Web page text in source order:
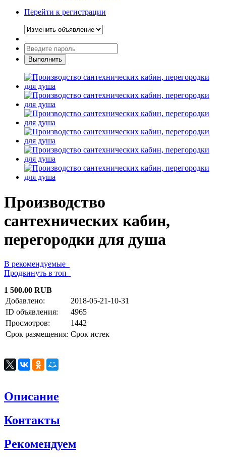
Перейти к регистрации
Производство
сантехнических кабин,
перегородки для душа
В рекомендуемые
Продвинуть в топ
1 500.00 RUB
Добавлено:
2018-05-21-10-31
ID объявления:
4965
Просмотров:
1442
Срок размещения: Срок истек
Описание
Контакты
Рекомендуем